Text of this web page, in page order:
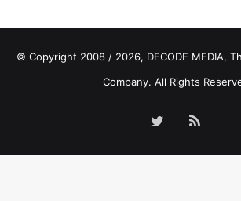
© Copyright 2008 / 2026, DECODE MEDIA,
Company. All Rights
TwitterRSS